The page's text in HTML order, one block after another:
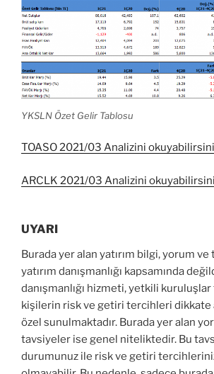
YKSLN Özet Gelir Tablosu
TOASO 2021/03 Analizini
ARCLK 2021/03 Analizini
UYARI
Burada yer alan yatırım bilgi, yorum
yatırım danışmanlığı kapsamında
danışmanlığı hizmeti, yetkili kuruluşlar
kişilerin risk ve getiri tercihleri dikkate
özel sunulmaktadır. Burada yer alan
tavsiyeler ise genel niteliktedir. Bu
durumunuz ile risk ve getiri